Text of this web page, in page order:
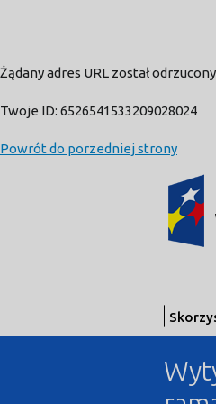
Żądany adres URL został
Twoje ID: 6526541533209028024
Powrót do porzedniej strony